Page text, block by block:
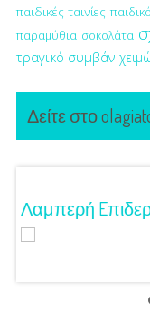
παιδικές ταινίες
παραμύθια σοκολάτα
τραγικό συμβάν
Δείτε στο
Λαμπερή